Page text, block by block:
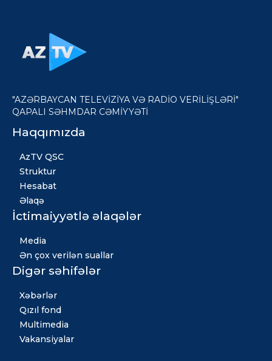
"AZƏRBAYCAN TELEVİZİYA VƏ RADİO VERİLİŞLƏRİ"
QAPALI SƏHMDAR CƏMİYYƏTİ
Haqqımızda
AzTV QSC
Struktur
Hesabat
Əlaqə
İctimaiyyətlə əlaqələr
Media
Ən çox verilən suallar
Digər səhifələr
Xəbərlər
Qızıl fond
Multimedia
Vakansiyalar